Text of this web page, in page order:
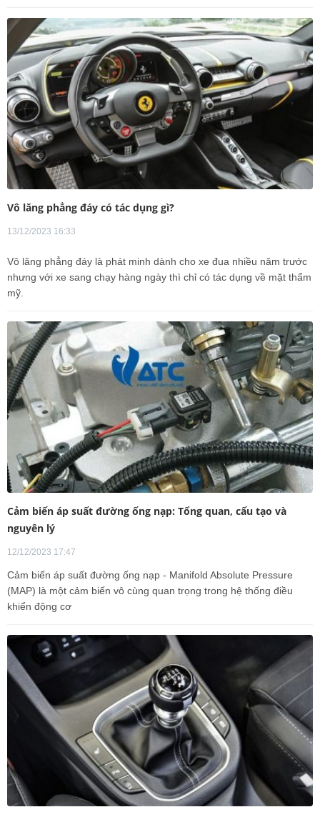
Vô lăng phẳng đáy có tác dụng gì?
13/12/2023 16:33
Vô lăng phẳng đáy là phát minh dành cho xe đua nhiều năm trước
nhưng với xe sang chạy hàng ngày thì chỉ có tác dụng về mặt thẩm
mỹ.
Cảm biến áp suất đường ống nạp: Tổng quan, cấu tạo và
nguyên lý
12/12/2023 17:47
Cảm biến áp suất đường ống nạp - Manifold Absolute Pressure
(MAP) là một cảm biến vô cùng quan trọng trong hệ thống điều
khiển động cơ